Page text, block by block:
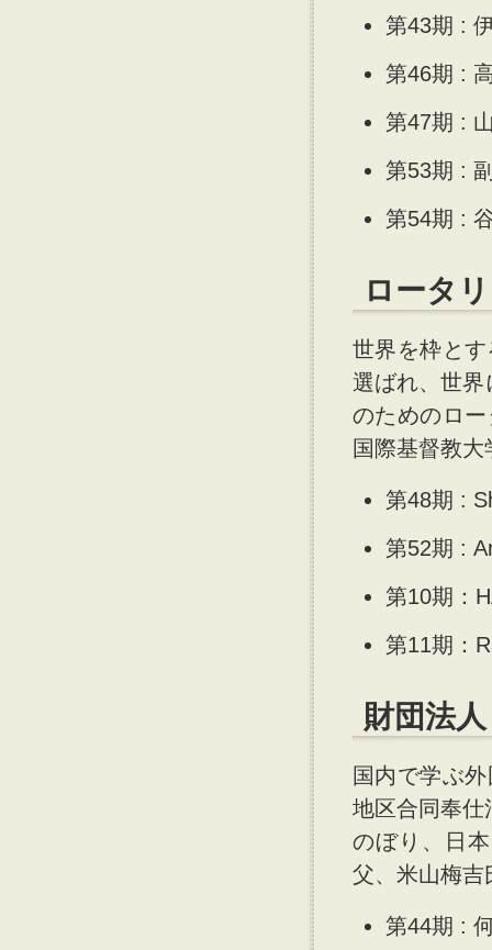
第43期 :
第46期 :
第47期 :
第53期 :
第54期 :
ロータ
世界を枠と
選ばれ、世界
のためのロ
国際基督教
第48期 :
第52期 :
第10期：
第11期：
財団法
国内で学ぶ
地区合同奉仕
のぼり、日
父、米山梅吉
第44期 :